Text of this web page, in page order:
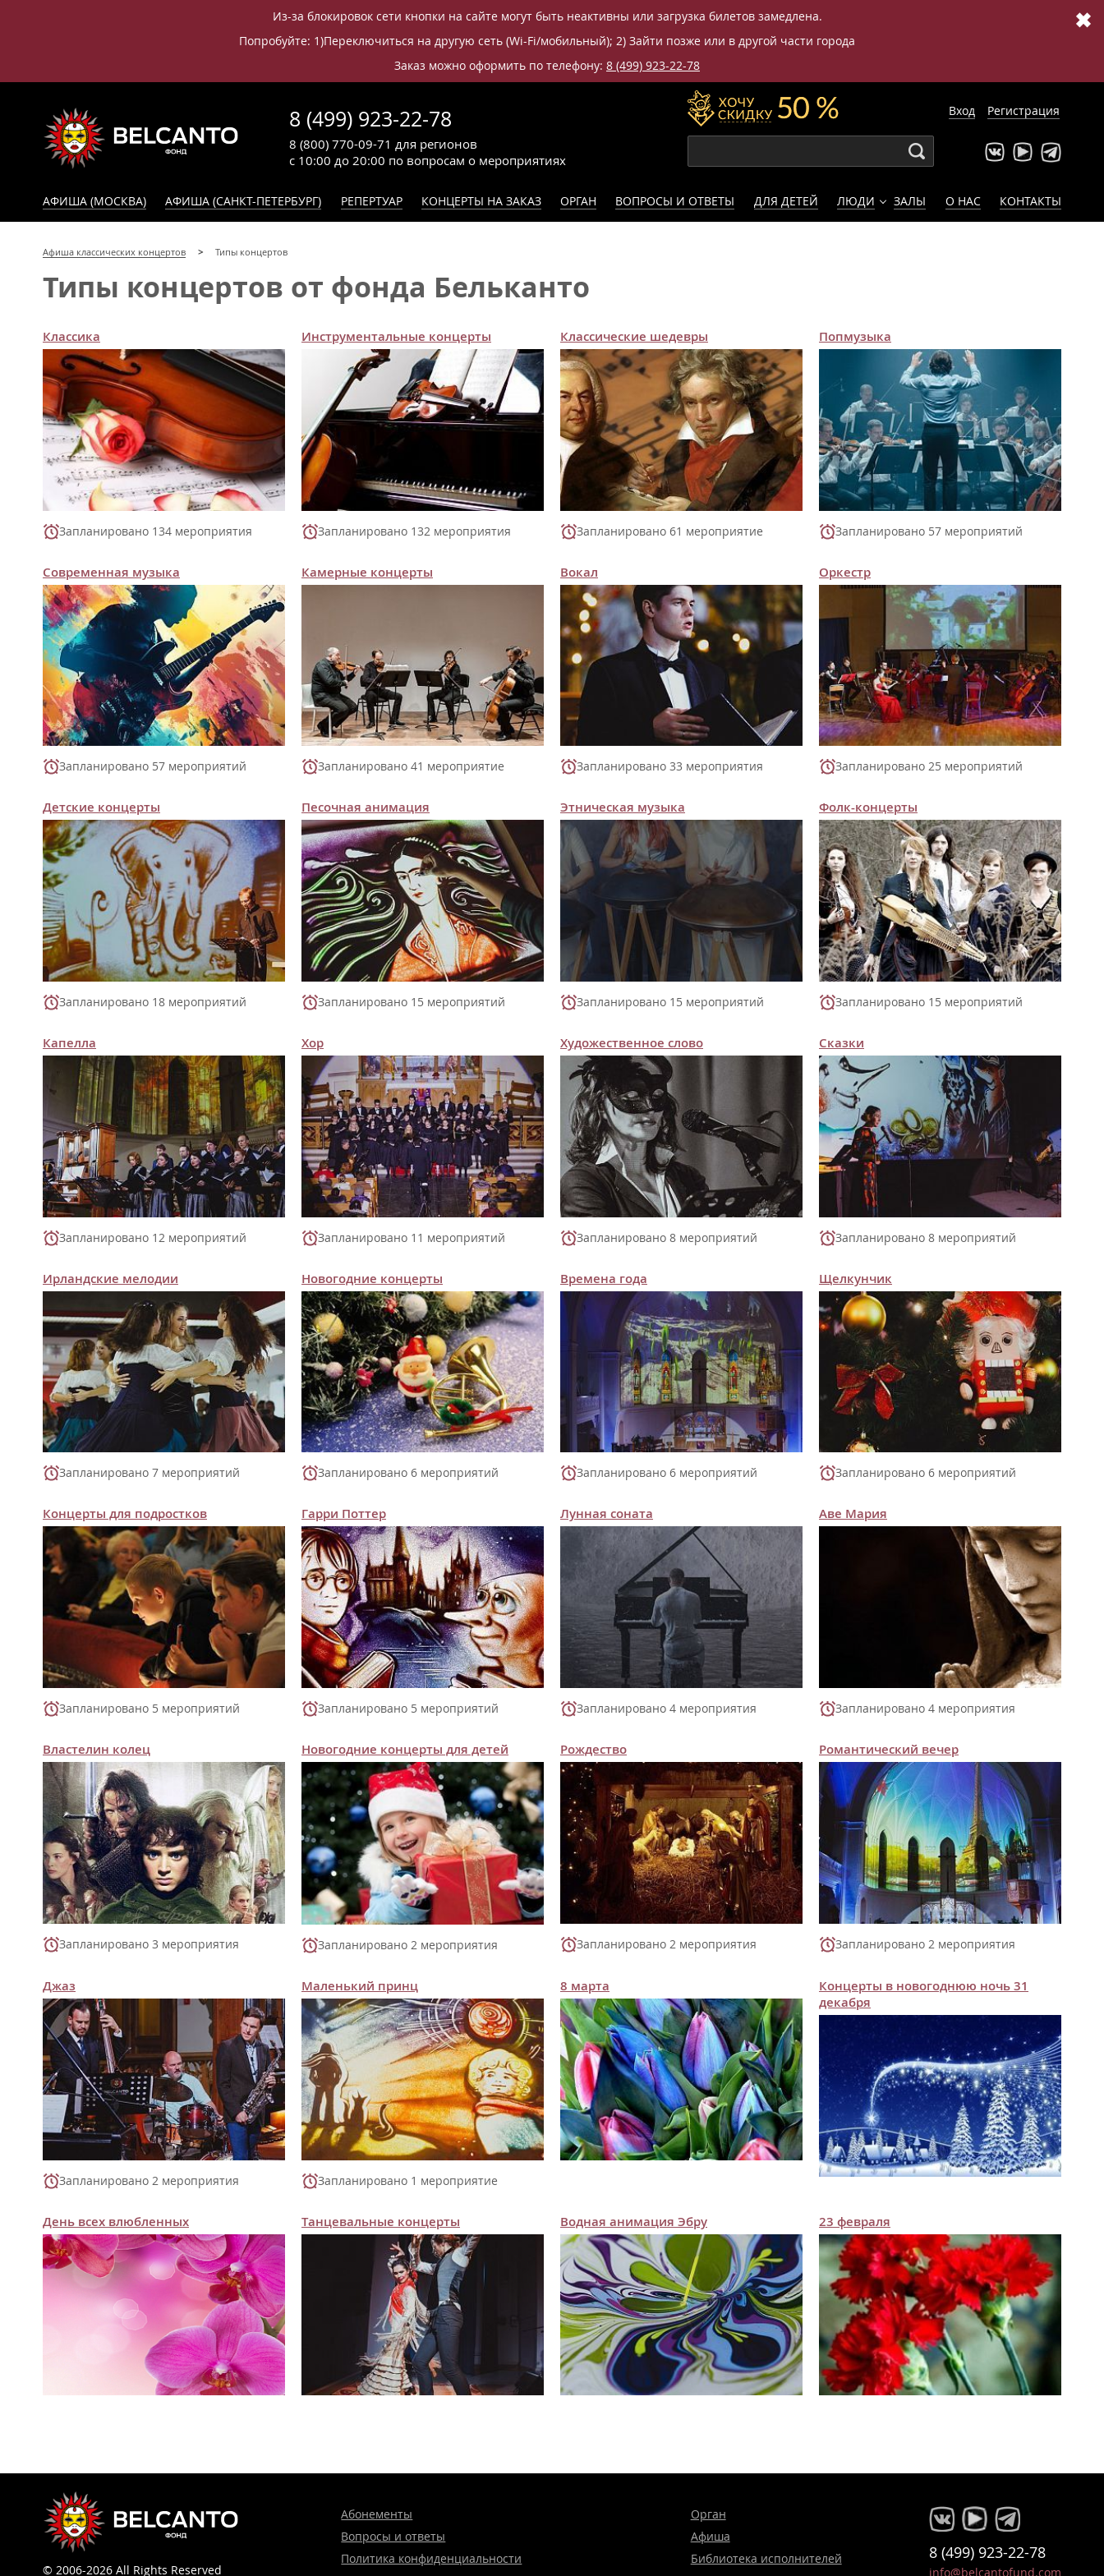
Из-за блокировок сети кнопки на сайте могут быть неактивны или загрузка билетов замедлена.
Попробуйте: 1)Переключиться на другую сеть (Wi-Fi/мобильный); 2) Зайти позже или в другой части города
Заказ можно оформить по телефону: 8 (499) 923-22-78
✖
8 (499) 923-22-78
с 10:00 до 20:00 по вопросам о мероприятиях
8 (800) 770-09-71 для регионов
Вход Регистрация
АФИША (МОСКВА) АФИША (САНКТ-ПЕТЕРБУРГ) РЕПЕРТУАР КОНЦЕРТЫ НА ЗАКАЗ ОРГАН ВОПРОСЫ И ОТВЕТЫ ДЛЯ ДЕТЕЙ ЛЮДИ ЗАЛЫ О НАС КОНТАКТЫ
Афиша классических концертов Типы концертов
Типы концертов от фонда Бельканто
Классика
Запланировано 134 мероприятия
Инструментальные концерты
Запланировано 132 мероприятия
Классические шедевры
Запланировано 61 мероприятие
Попмузыка
Запланировано 57 мероприятий
Современная музыка
Запланировано 57 мероприятий
Камерные концерты
Запланировано 41 мероприятие
Вокал
Запланировано 33 мероприятия
Оркестр
Запланировано 25 мероприятий
Детские концерты
Запланировано 18 мероприятий
Песочная анимация
Запланировано 15 мероприятий
Этническая музыка
Запланировано 15 мероприятий
Фолк-концерты
Запланировано 15 мероприятий
Капелла
Запланировано 12 мероприятий
Хор
Запланировано 11 мероприятий
Художественное слово
Запланировано 8 мероприятий
Сказки
Запланировано 8 мероприятий
Ирландские мелодии
Запланировано 7 мероприятий
Новогодние концерты
Запланировано 6 мероприятий
Времена года
Запланировано 6 мероприятий
Щелкунчик
Запланировано 6 мероприятий
Концерты для подростков
Запланировано 5 мероприятий
Гарри Поттер
Запланировано 5 мероприятий
Лунная соната
Запланировано 4 мероприятия
Аве Мария
Запланировано 4 мероприятия
Властелин колец
Запланировано 3 мероприятия
Новогодние концерты для детей
Запланировано 2 мероприятия
Рождество
Запланировано 2 мероприятия
Романтический вечер
Запланировано 2 мероприятия
Джаз
Запланировано 2 мероприятия
Маленький принц
Запланировано 1 мероприятие
8 марта
Концерты в новогоднюю ночь 31
декабря
День всех влюбленных Танцевальные концерты Водная анимация Эбру 23 февраля
© 2006-2026 All Rights Reserved
Абонементы
Вопросы и ответы
Политика конфиденциальности
Орган
Афиша
Библиотека исполнителей
8 (499) 923-22-78
info@belcantofund.com